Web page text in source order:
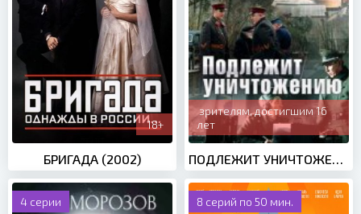
18+
БРИГАДА (2002)
зрителям, достигшим 16
лет
ПОДЛЕЖИТ УНИЧТОЖЕНИЮ (2019)
4 серии 8 серий по 50 мин.